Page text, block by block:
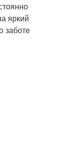
яркий
заботе